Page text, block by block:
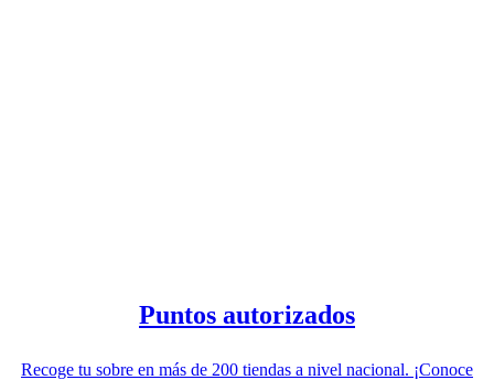
Puntos autorizados
Recoge tu sobre en más de 200 tiendas a nivel nacional. ¡Conoce